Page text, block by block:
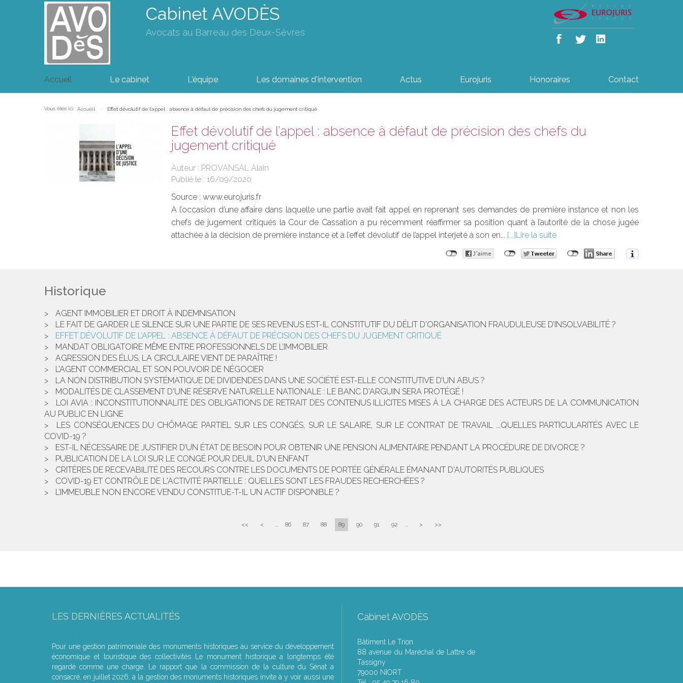
Cabinet AVODÈS
Avocats au Barreau des Deux-Sèvres
Accueil Le cabinet L'équipe Les domaines d'intervention Actus Eurojuris Honoraires Contact
Vous êtes ici : Accueil Effet dévolutif de l’appel : absence à défaut de précision des chefs du jugement critiqué
Effet dévolutif de l’appel : absence à défaut de précision des chefs du
jugement critiqué
Auteur : PROVANSAL Alain
Publié le : 16/09/2020
Source : www.eurojuris.fr
A l’occasion d’une affaire dans laquelle une partie avait fait appel en reprenant ses demandes de première instance et non les
chefs de jugement critiqués la Cour de Cassation a pu récemment réaffirmer sa position quant à l’autorité de la chose jugée
attachée à la décision de première instance et à l’effet dévolutif de l’appel interjeté à son en...
Lire la suite
Historique
AGENT IMMOBILIER ET DROIT À INDEMNISATION
LE FAIT DE GARDER LE SILENCE SUR UNE PARTIE DE SES REVENUS EST-IL CONSTITUTIF DU DÉLIT D'ORGANISATION FRAUDULEUSE D’INSOLVABILITÉ ?
EFFET DÉVOLUTIF DE L’APPEL : ABSENCE À DÉFAUT DE PRÉCISION DES CHEFS DU JUGEMENT CRITIQUÉ
MANDAT OBLIGATOIRE MÊME ENTRE PROFESSIONNELS DE L’IMMOBILIER
AGRESSION DES ÉLUS, LA CIRCULAIRE VIENT DE PARAÎTRE !
L’AGENT COMMERCIAL ET SON POUVOIR DE NÉGOCIER
LA NON DISTRIBUTION SYSTÉMATIQUE DE DIVIDENDES DANS UNE SOCIÉTÉ EST-ELLE CONSTITUTIVE D’UN ABUS ?
MODALITÉS DE CLASSEMENT D'UNE RÉSERVE NATURELLE NATIONALE : LE BANC D'ARGUIN SERA PROTÉGÉ !
LOI AVIA : INCONSTITUTIONNALITÉ DES OBLIGATIONS DE RETRAIT DES CONTENUS ILLICITES MISES À LA CHARGE DES ACTEURS DE LA COMMUNICATION
AU PUBLIC EN LIGNE
LES CONSÉQUENCES DU CHÔMAGE PARTIEL SUR LES CONGÉS, SUR LE SALAIRE, SUR LE CONTRAT DE TRAVAIL ...QUELLES PARTICULARITÉS AVEC LE
COVID-19 ?
EST-IL NÉCESSAIRE DE JUSTIFIER D’UN ÉTAT DE BESOIN POUR OBTENIR UNE PENSION ALIMENTAIRE PENDANT LA PROCÉDURE DE DIVORCE ?
PUBLICATION DE LA LOI SUR LE CONGÉ POUR DEUIL D'UN ENFANT
CRITÈRES DE RECEVABILITÉ DES RECOURS CONTRE LES DOCUMENTS DE PORTÉE GÉNÉRALE ÉMANANT D'AUTORITÉS PUBLIQUES
COVID-19 ET CONTRÔLE DE L'ACTIVITÉ PARTIELLE : QUELLES SONT LES FRAUDES RECHERCHÉES ?
L’IMMEUBLE NON ENCORE VENDU CONSTITUE-T-IL UN ACTIF DISPONIBLE ?
<< < ... 86 87 88 89 90 91 92 ... > >>
LES DERNIÈRES ACTUALITÉS
Pour une gestion patrimoniale des monuments historiques au service du développement
économique et touristique des collectivités Le monument historique a longtemps été
regardé comme une charge. Le rapport que la commission de la culture du Sénat a
consacré, en juillet 2026, à la gestion des monuments historiques invite à y voir aussi une
Cabinet AVODÈS
Bâtiment Le Trion
88 avenue du Maréchal de Lattre de
Tassigny
79000 NIORT